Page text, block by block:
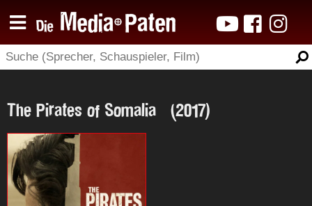
The Pirates of Somalia (2017)